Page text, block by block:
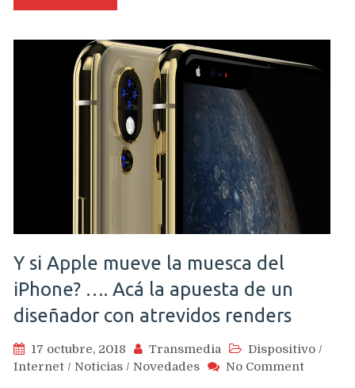
próximos
P30
y
P30
Pro
Y si Apple mueve la muesca del
iPhone? …. Acá la apuesta de un
diseñador con atrevidos renders
17 octubre, 2018 Transmedia Dispositivo /
Internet / Noticias / Novedades No Commenton